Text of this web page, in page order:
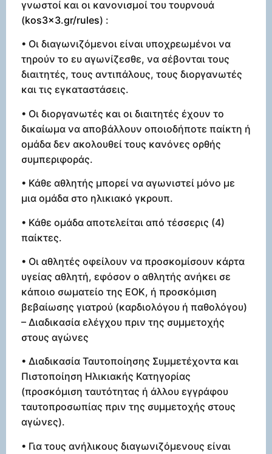
γνωστοί και οι κανονισμοί του τουρνουά
(kos3x3.gr/rules) :
• Οι διαγωνιζόμενοι είναι υποχρεωμένοι να
τηρούν το ευ αγωνίζεσθε, να σέβονται τους
διαιτητές, τους αντιπάλους, τους διοργανωτές
και τις εγκαταστάσεις.
• Οι διοργανωτές και οι διαιτητές έχουν το
δικαίωμα να αποβάλλουν οποιοδήποτε παίκτη ή
ομάδα δεν ακολουθεί τους κανόνες ορθής
συμπεριφοράς.
• Κάθε αθλητής μπορεί να αγωνιστεί μόνο με
μια ομάδα στο ηλικιακό γκρουπ.
• Κάθε ομάδα αποτελείται από τέσσερις (4)
παίκτες.
• Οι αθλητές οφείλουν να προσκομίσουν κάρτα
υγείας αθλητή, εφόσον ο αθλητής ανήκει σε
κάποιο σωματείο της ΕΟΚ, ή προσκόμιση
βεβαίωσης γιατρού (καρδιολόγου ή παθολόγου)
– Διαδικασία ελέγχου πριν της συμμετοχής
στους αγώνες
• Διαδικασία Ταυτοποίησης Συμμετέχοντα και
Πιστοποίηση Ηλικιακής Κατηγορίας
(προσκόμιση ταυτότητας ή άλλου εγγράφου
ταυτοπροσωπίας πριν της συμμετοχής στους
αγώνες).
• Για τους ανήλικους διαγωνιζόμενους είναι